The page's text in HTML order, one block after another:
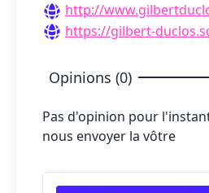
http://
https://gilbert-
Opinions (0)
Pas d'opinion pour
nous envoyer la vôtre